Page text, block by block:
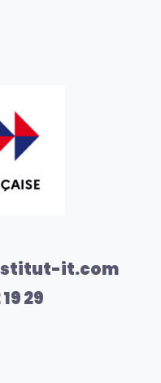
it.com
29